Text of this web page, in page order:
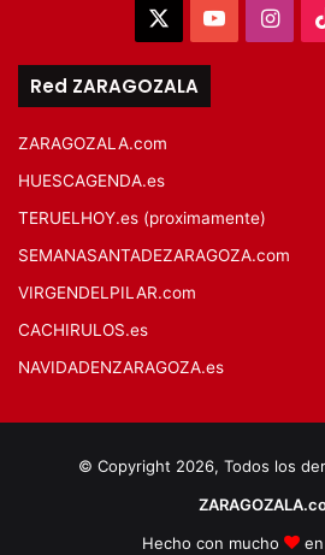
YouTube
Red ZARAGOZALA
ZARAGOZALA.com
HUESCAGENDA.es
TERUELHOY.es (proximamente)
SEMANASANTADEZARAGOZA.com
VIRGENDELPILAR.com
CACHIRULOS.es
NAVIDADENZARAGOZA.es
© Copyright 2026, Todos los
Hecho con mucho